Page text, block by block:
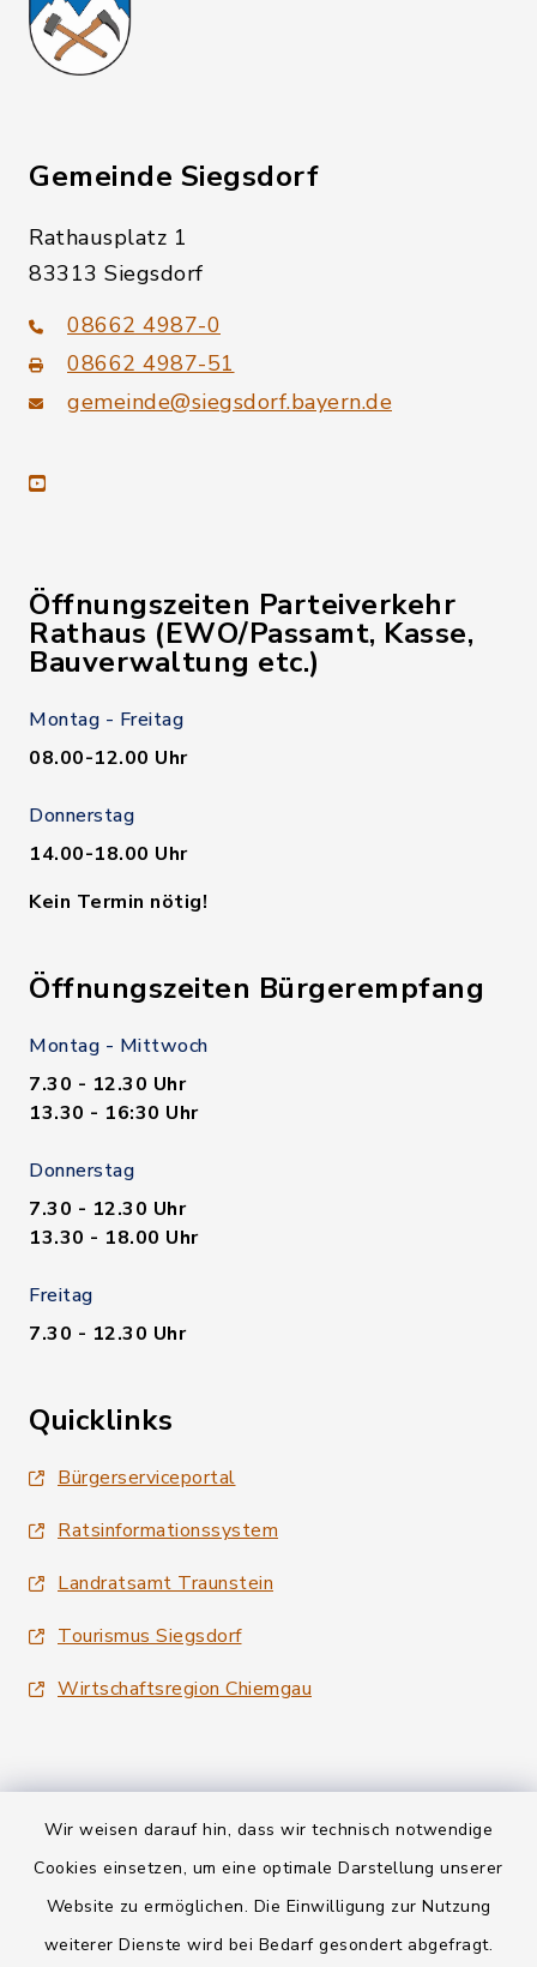
Wir weisen darauf hin, dass wir technisch notwendige
Cookies einsetzen, um eine optimale Darstellung unserer
Website zu ermöglichen. Die Einwilligung zur Nutzung
weiterer Dienste wird bei Bedarf gesondert abgefragt.
Gemeinde Siegsdorf
Rathausplatz 1
83313 Siegsdorf
08662 4987-0
08662 4987-51
gemeinde@siegsdorf.bayern.de
youtube
Öffnungszeiten Parteiverkehr
Rathaus (EWO/Passamt, Kasse,
Bauverwaltung etc.)
Montag - Freitag
08.00-12.00 Uhr
Donnerstag
14.00-18.00 Uhr
Kein Termin nötig!
Öffnungszeiten Bürgerempfang
Montag - Mittwoch
7.30 - 12.30 Uhr
13.30 - 16:30 Uhr
Donnerstag
7.30 - 12.30 Uhr
13.30 - 18.00 Uhr
Freitag
7.30 - 12.30 Uhr
Quicklinks
Bürgerserviceportal
Ratsinformationssystem
Landratsamt Traunstein
Tourismus Siegsdorf
Wirtschaftsregion Chiemgau
Kontakt